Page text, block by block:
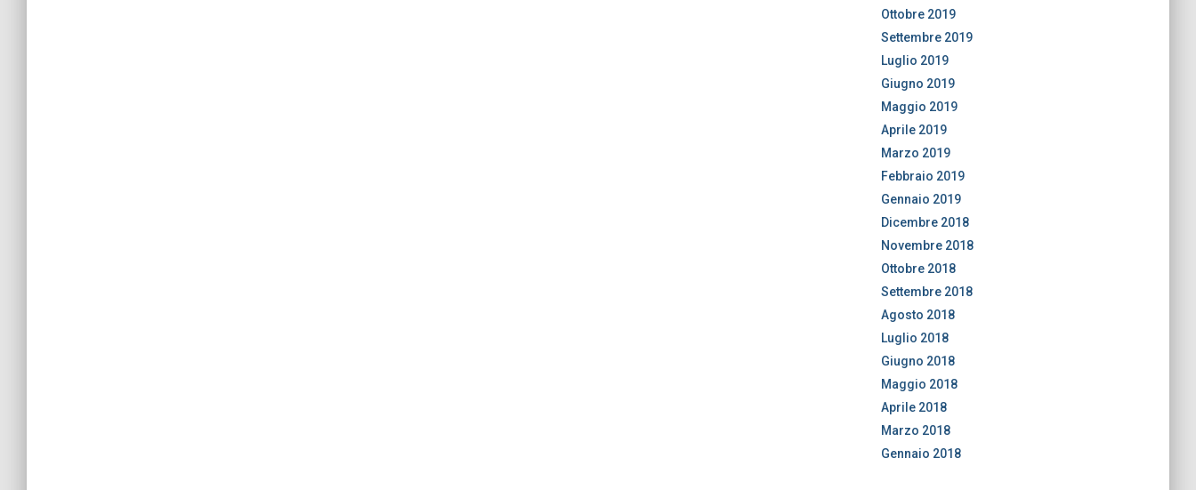
Ottobre 2019
Settembre 2019
Luglio 2019
Giugno 2019
Maggio 2019
Aprile 2019
Marzo 2019
Febbraio 2019
Gennaio 2019
Dicembre 2018
Novembre 2018
Ottobre 2018
Settembre 2018
Agosto 2018
Luglio 2018
Giugno 2018
Maggio 2018
Aprile 2018
Marzo 2018
Gennaio 2018